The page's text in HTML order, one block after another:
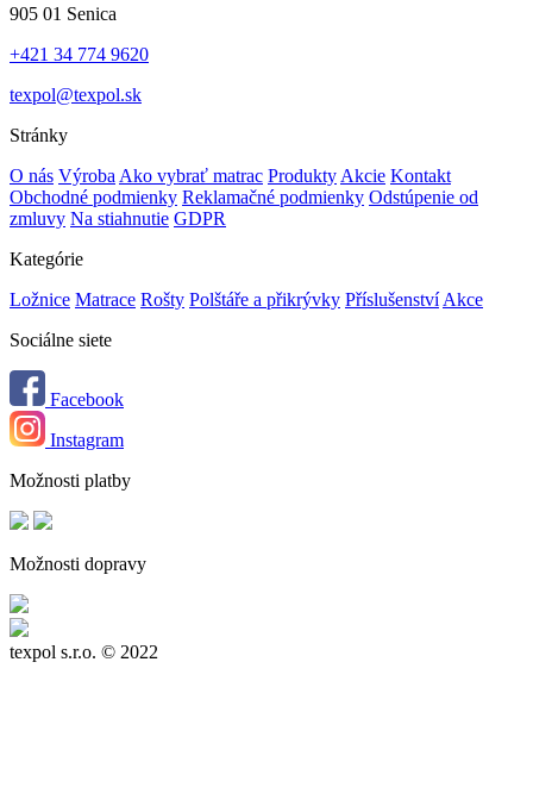
905 01 Senica
+421 34 774 9620
texpol@texpol.sk
Stránky
O nás Výroba Ako vybrať matrac Produkty Akcie Kontakt
Obchodné podmienky Reklamačné podmienky Odstúpenie od
zmluvy Na stiahnutie GDPR
Kategórie
Ložnice Matrace Rošty Polštáře a přikrývky Příslušenství Akce
Sociálne siete
Facebook
Instagram
Možnosti platby
Možnosti dopravy
texpol s.r.o. © 2022